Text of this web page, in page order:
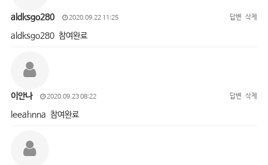
aldksgo280 2020.09.22 11:25 답변 삭제
aldksgo280 참여완료
이안나 2020.09.23 08:22 답변 삭제
leeahnna 참여완료